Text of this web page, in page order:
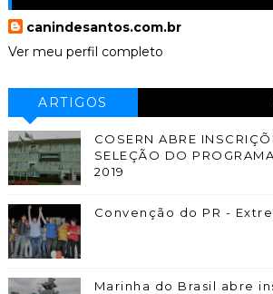
canindesantos.com.br
Ver meu perfil completo
ARTIGOS
COSERN ABRE
SELEÇÃO DO
2019
Convenção do PR -
Marinha do Brasil abre